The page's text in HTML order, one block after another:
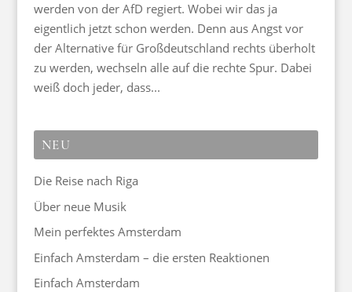
werden von der AfD regiert. Wobei wir das ja
eigentlich jetzt schon werden. Denn aus Angst vor
der Alternative für Großdeutschland rechts überholt
zu werden, wechseln alle auf die rechte Spur. Dabei
weiß doch jeder, dass...
NEU
Die Reise nach Riga
Über neue Musik
Mein perfektes Amsterdam
Einfach Amsterdam – die ersten Reaktionen
Einfach Amsterdam